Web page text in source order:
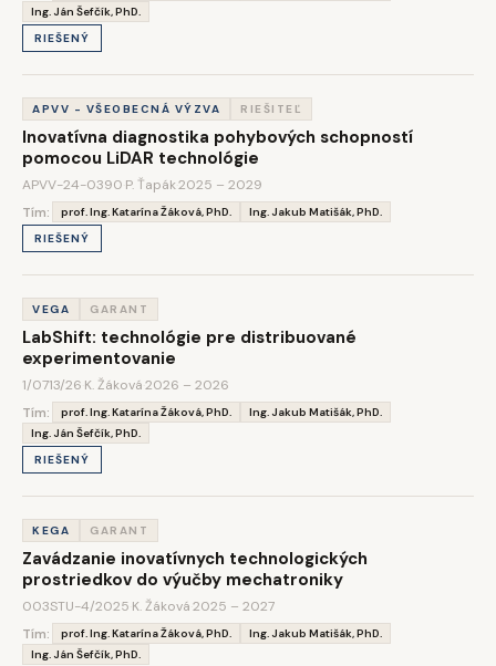
Ing. Ján Šefčík, PhD.
RIEŠENÝ
APVV - VŠEOBECNÁ VÝZVA RIEŠITEĽ
Inovatívna diagnostika pohybových schopností
pomocou LiDAR technológie
APVV-24-0390 P. Ťapák2025 – 2029
Tím: prof. Ing. Katarína Žáková, PhD.
Ing. Jakub Matišák, PhD.
RIEŠENÝ
VEGA GARANT
LabShift: technológie pre distribuované
experimentovanie
1/0713/26 K. Žáková2026 – 2026
Tím: prof. Ing. Katarína Žáková, PhD.
Ing. Jakub Matišák, PhD.
Ing. Ján Šefčík, PhD.
RIEŠENÝ
KEGA GARANT
Zavádzanie inovatívnych technologických
prostriedkov do výučby mechatroniky
003STU-4/2025 K. Žáková2025 – 2027
Tím: prof. Ing. Katarína Žáková, PhD.
Ing. Jakub Matišák, PhD.
Ing. Ján Šefčík, PhD.